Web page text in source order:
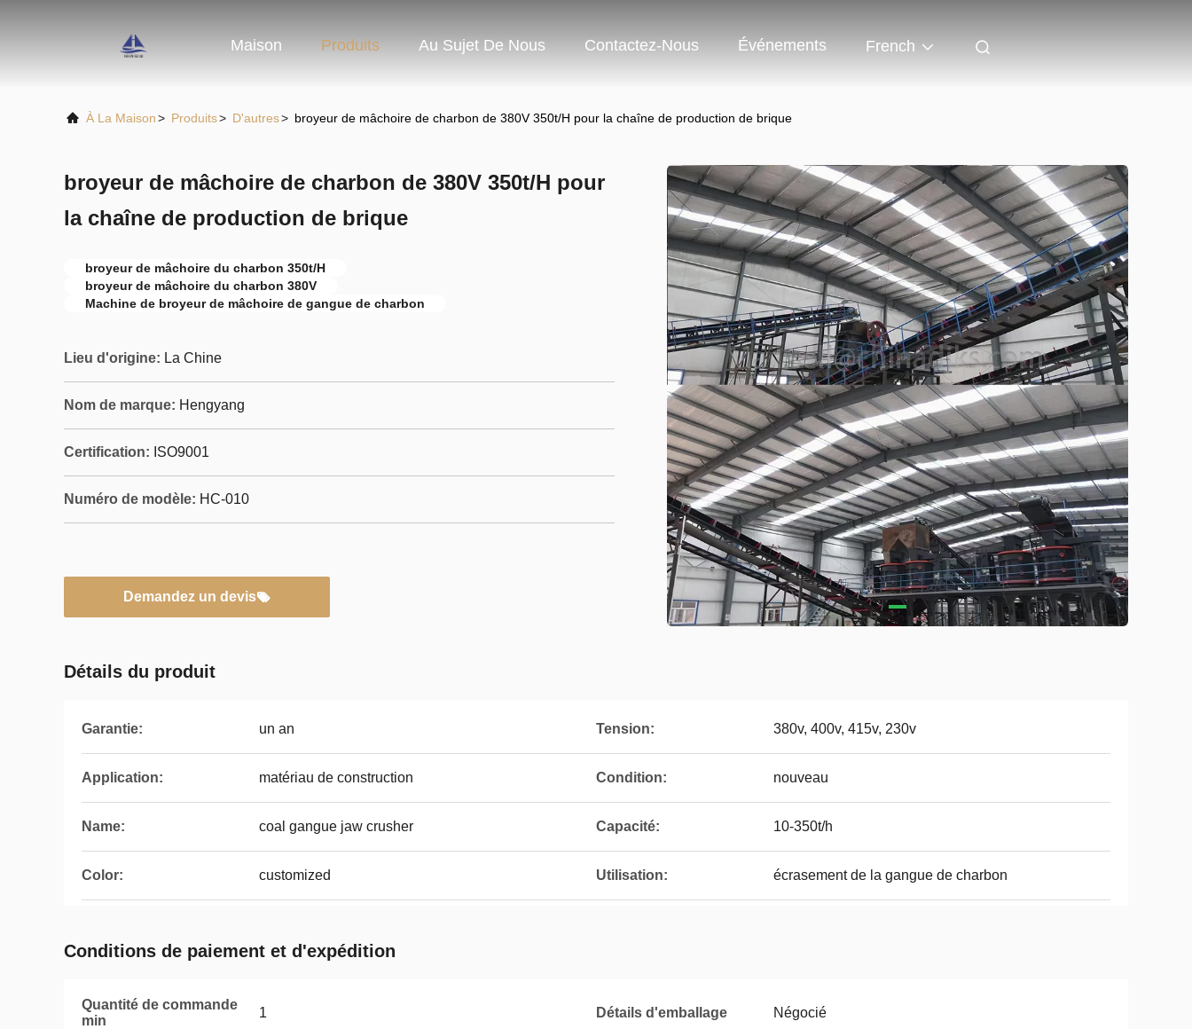
Maison Produits Au Sujet De Nous Contactez-Nous Événements French
À La Maison> Produits> D'autres> broyeur de mâchoire de charbon de 380V 350t/H pour la chaîne de production de brique
broyeur de mâchoire de charbon de 380V 350t/H pour
la chaîne de production de brique
broyeur de mâchoire du charbon 350t/H
broyeur de mâchoire du charbon 380V
Machine de broyeur de mâchoire de gangue de charbon
Lieu d'origine: La Chine
Nom de marque: Hengyang
Certification: ISO9001
Numéro de modèle: HC-010
Demandez un devis
Détails du produit
Garantie: un an Tension: 380v, 400v, 415v, 230v
Application: matériau de construction Condition: nouveau
Name: coal gangue jaw crusher Capacité: 10-350t/h
Color: customized Utilisation: écrasement de la gangue de charbon
Conditions de paiement et d'expédition
Quantité de commande
min
1 Détails d'emballage Négocié